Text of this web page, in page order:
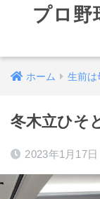
プロ野
ホーム 生前は
冬木立ひそ
2023年1月17日